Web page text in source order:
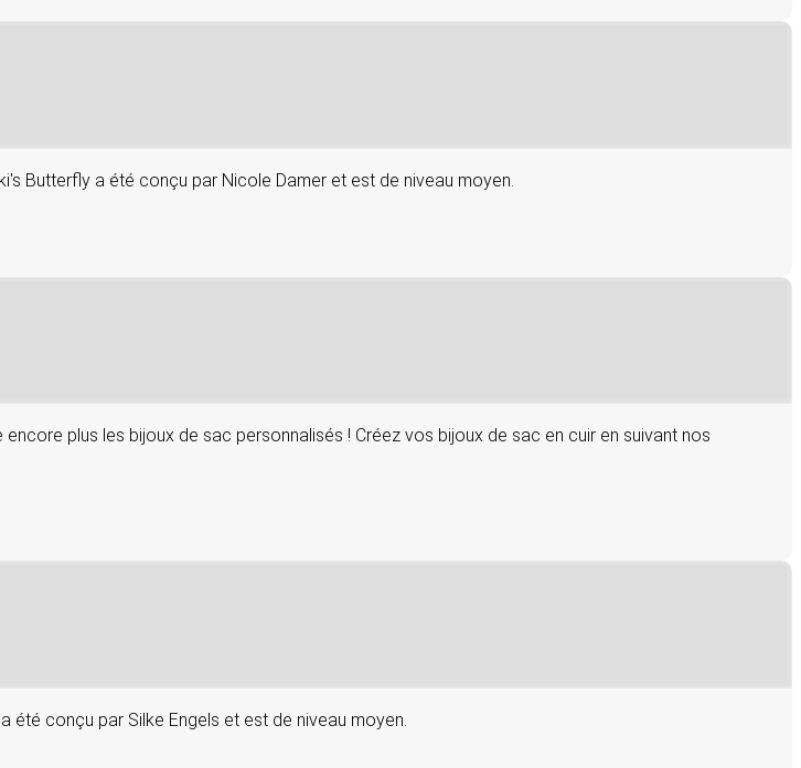
Butterfly a été conçu par Nicole Damer et est de niveau moyen.
plus les bijoux de sac personnalisés ! Créez vos bijoux de sac en cuir en suivant nos
été conçu par Silke Engels et est de niveau moyen.